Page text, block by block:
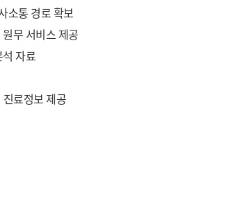
소통 경로 확보
무 서비스 제공
자료
료정보 제공